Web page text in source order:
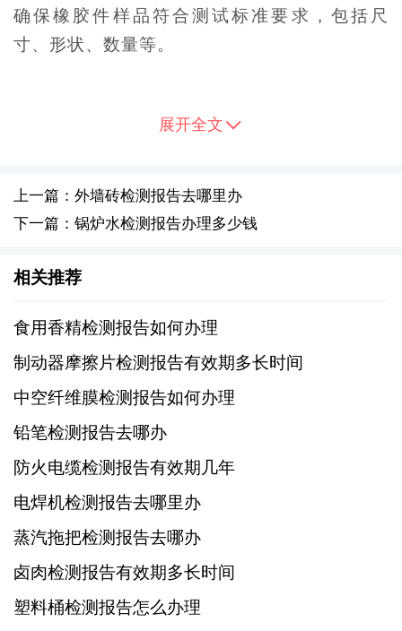
确保橡胶件样品符合测试标准要求，包括尺
寸、形状、数量等。
搜集相关的技术规范和测试标准，如ASTM、
数据，以供检测参考。
II. 提交申请
1、选择检测机构
根据橡胶件的应用领域和需求，选择一个有资
质的第三方检测机构。
确认检测机构的服务范围、费用、周期等关键
信息。
展开全文
上一篇：外墙砖检测报告去哪里办
下一篇：锅炉水检测报告办理多少钱
相关推荐
食用香精检测报告如何办理
制动器摩擦片检测报告有效期多长时间
中空纤维膜检测报告如何办理
铅笔检测报告去哪办
防火电缆检测报告有效期几年
电焊机检测报告去哪里办
蒸汽拖把检测报告去哪办
卤肉检测报告有效期多长时间
塑料桶检测报告怎么办理